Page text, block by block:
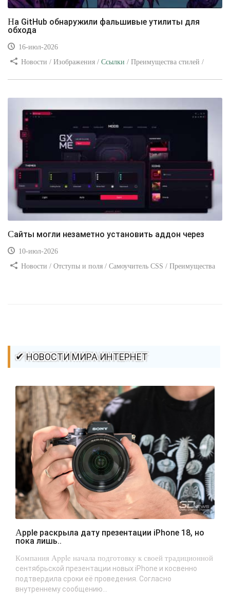
На GitHub обнаружили фальшивые утилиты для
обхода
16-июл-2026
Новости / Изображения / Ссылки / Преимущества стилей /
Сайты могли незаметно установить аддон через
10-июл-2026
Новости / Отступы и поля / Самоучитель CSS / Преимущества
✔ НОВОСТИ МИРА ИНТЕРНЕТ
Apple раскрыла дату презентации iPhone 18, но
пока лишь..
Компания Apple начала подготовку к своей традиционной
сентябрьской презентации новых iPhone и косвенно
подтвердила сроки её проведения. Согласно
внутреннему сообщению...